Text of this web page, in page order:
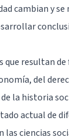
cambian y
que resultan
del
la historia
actual de
las ciencias